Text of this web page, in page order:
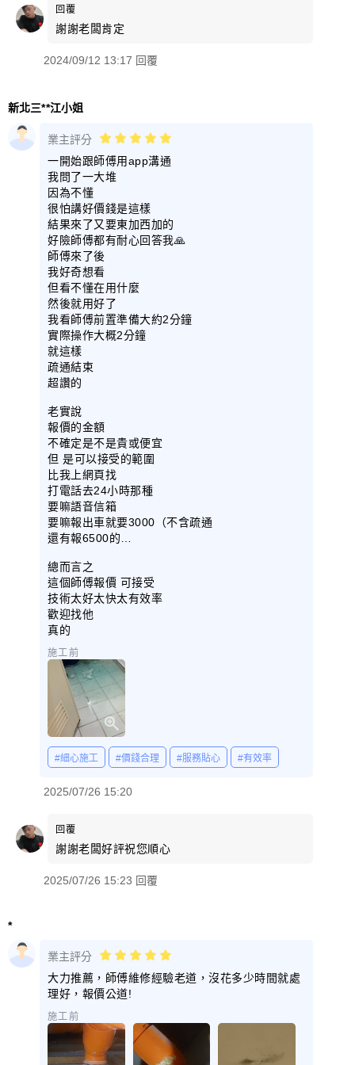
回覆
謝謝老闆肯定
2024/09/12 13:17 回覆
新北三**江小姐
業主評分
一開始跟師傅用app溝通
我問了一大堆
因為不懂
很怕講好價錢是這樣
結果來了又要東加西加的
好險師傅都有耐心回答我🙏
師傅來了後
我好奇想看
但看不懂在用什麼
然後就用好了
我看師傅前置準備大約2分鐘
實際操作大概2分鐘
就這樣
疏通結束
超讚的
老實說
報價的金額
不確定是不是貴或便宜
但 是可以接受的範圍
比我上網頁找
打電話去24小時那種
要嘛語音信箱
要嘛報出車就要3000（不含疏通
還有報6500的…
總而言之
這個師傅報價 可接受
技術太好太快太有效率
歡迎找他
真的
施工前
#細心施工 #價錢合理 #服務貼心 #有效率
2025/07/26 15:20
回覆
謝謝老闆好評祝您順心
2025/07/26 15:23 回覆
*
業主評分
大力推薦，師傅維修經驗老道，沒花多少時間就處
理好，報價公道!
施工前